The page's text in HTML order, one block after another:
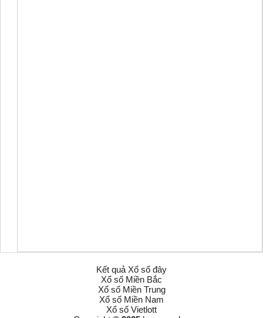
Kết quả Xổ số đây
Xổ số Miền Bắc
Xổ số Miền Trung
Xổ số Miền Nam
Xổ số Vietlott